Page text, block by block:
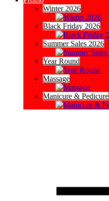
Winter 2026
Black Friday 2026
Summer Sales 2026
Year Round
Massage
Manicure & Pedicure